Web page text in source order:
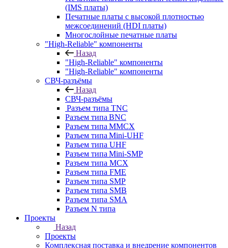
(IMS платы)
Печатные платы с высокой плотностью
межсоединений (HDI платы)
Многослойные печатные платы
"High-Reliable" компоненты
Назад
"High-Reliable" компоненты
"High-Reliable" компоненты
СВЧ-разъёмы
Назад
СВЧ-разъёмы
Разъем типа TNC
Разъем типа BNC
Разъем типа MMCX
Разъем типа Mini-UHF
Разъем типа UHF
Разъем типа Mini-SMP
Разъем типа MCX
Разъем типа FME
Разъем типа SMP
Разъем типа SMB
Разъем типа SMA
Разъем N типа
Проекты
Назад
Проекты
Комплексная поставка и внедрение компонентов